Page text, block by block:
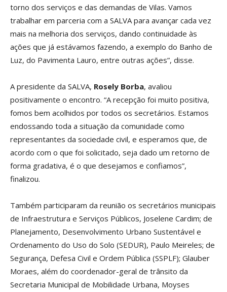
torno dos serviços e das demandas de Vilas. Vamos
trabalhar em parceria com a SALVA para avançar cada vez
mais na melhoria dos serviços, dando continuidade às
ações que já estávamos fazendo, a exemplo do Banho de
Luz, do Pavimenta Lauro, entre outras ações”, disse.
A presidente da SALVA, Rosely Borba, avaliou
positivamente o encontro. “A recepção foi muito positiva,
fomos bem acolhidos por todos os secretários. Estamos
endossando toda a situação da comunidade como
representantes da sociedade civil, e esperamos que, de
acordo com o que foi solicitado, seja dado um retorno de
forma gradativa, é o que desejamos e confiamos”,
finalizou.
Também participaram da reunião os secretários municipais
de Infraestrutura e Serviços Públicos, Joselene Cardim; de
Planejamento, Desenvolvimento Urbano Sustentável e
Ordenamento do Uso do Solo (SEDUR), Paulo Meireles; de
Segurança, Defesa Civil e Ordem Pública (SSPLF); Glauber
Moraes, além do coordenador-geral de trânsito da
Secretaria Municipal de Mobilidade Urbana, Moyses